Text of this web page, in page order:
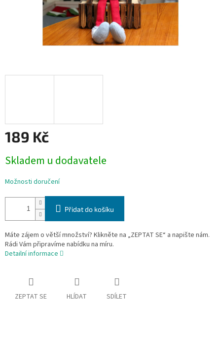
189 Kč
cena:
Skladem u dodavatele
Možnosti doručení
Přidat do košíku
Máte zájem o větší množství? Klikněte na „ZEPTAT SE“ a napište nám.
Rádi Vám připravíme nabídku na míru.
Detailní informace
ZEPTAT SE HLÍDAT SDÍLET